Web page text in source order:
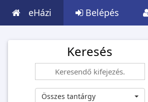
eHázi Belépés
Keresés
Összes tantárgy